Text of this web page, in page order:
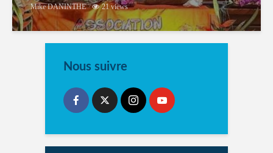
Mike DANINTHE 21 views
Nous suivre